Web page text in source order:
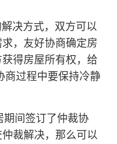
决方式，双方可以
，友好协商确定房
得房屋所有权，给
商过程中要保持冷静
期间签订了仲裁协
裁解决，那么可以